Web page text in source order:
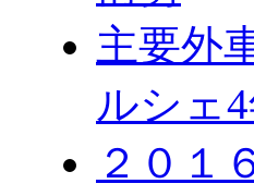
主要外
ルシェ
２０１